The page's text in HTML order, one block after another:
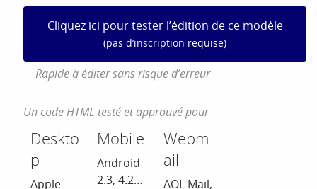
Cliquez ici pour tester l’édition de ce modèle
(pas d’inscription requise)
Rapide à éditer sans risque d’erreur
Un code HTML testé et approuvé pour
Deskto
p
Apple
Mobile
Android
2.3, 4.2…
Webm
ail
AOL Mail,